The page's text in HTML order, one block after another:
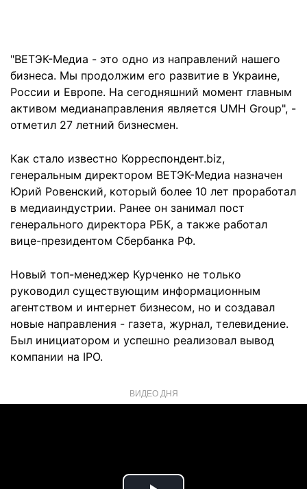
"ВЕТЭК-Медиа - это одно из направлений нашего
бизнеса. Мы продолжим его развитие в Украине,
России и Европе. На сегодняшний момент главным
активом медианаправления является UMH Group", -
отметил 27 летний бизнесмен.
Как стало известно Корреспондент.biz,
генеральным директором ВЕТЭК-Медиа назначен
Юрий Ровенский, который ​более 10 лет проработал
в медиаиндустрии. Ранее он занимал пост
генерального директора РБК, а также работал
вице-президентом Сбербанка РФ.
Новый топ-менеджер Курченко не только
руководил существующим информационным
агентством и интернет бизнесом, но и создавал
новые направления - газета, журнал, телевидение.
Был инициатором и успешно реализовал вывод
компании на IPO.
ВИДЕО ДНЯ